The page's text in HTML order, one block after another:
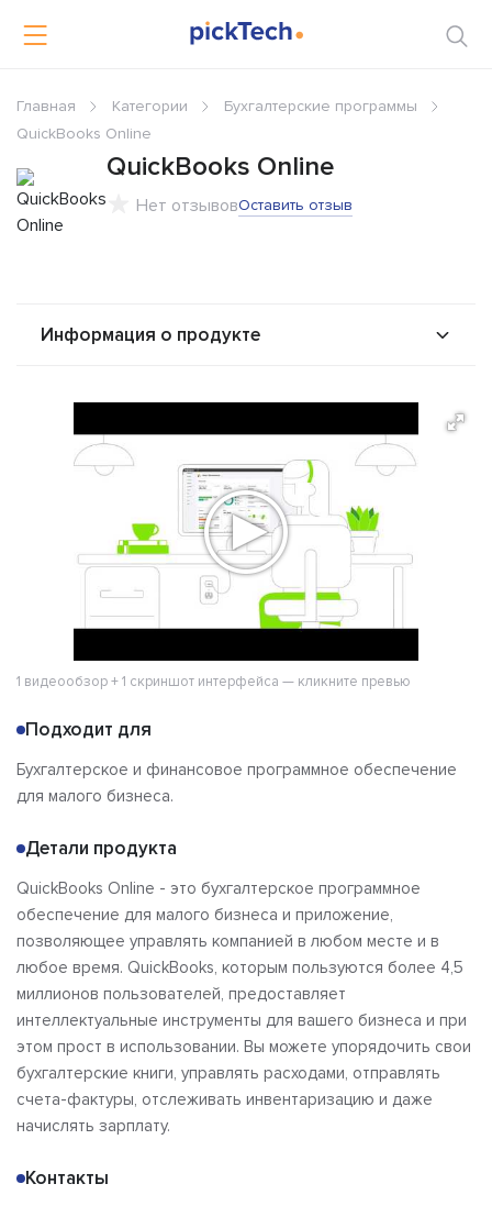
Главная Категории
Бухгалтерские программы
QuickBooks Online
QuickBooks Online
Нет отзывовОставить отзыв
Информация о продукте
Сравнения
Отзывы
1 видеообзор + 1 скриншот интерфейса — кликните превью
Подходит для
Бухгалтерское и финансовое программное обеспечение
для малого бизнеса.
Детали продукта
QuickBooks Online - это бухгалтерское программное
обеспечение для малого бизнеса и приложение,
позволяющее управлять компанией в любом месте и в
любое время. QuickBooks, которым пользуются более 4,5
миллионов пользователей, предоставляет
интеллектуальные инструменты для вашего бизнеса и при
этом прост в использовании. Вы можете упорядочить свои
бухгалтерские книги, управлять расходами, отправлять
счета-фактуры, отслеживать инвентаризацию и даже
начислять зарплату.
Контакты